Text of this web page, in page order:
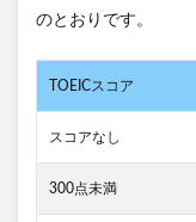
のとおりです。
TOEICスコア
スコアなし
300点未満